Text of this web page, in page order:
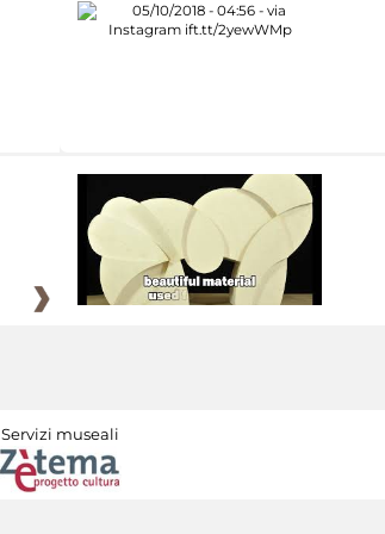
Servizi museali